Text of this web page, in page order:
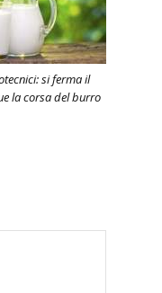
si ferma il
la corsa del burro